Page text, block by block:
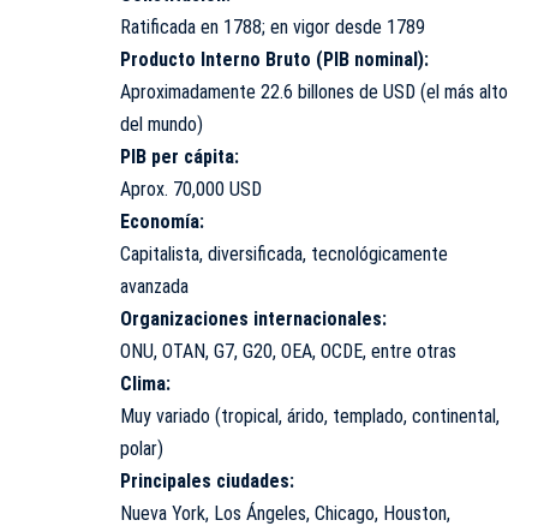
Ratificada en 1788; en vigor desde 1789
Producto Interno Bruto (PIB nominal):
Aproximadamente 22.6 billones de USD (el más alto
del mundo)
PIB per cápita:
Aprox. 70,000 USD
Economía:
Capitalista, diversificada, tecnológicamente
avanzada
Organizaciones internacionales:
ONU, OTAN, G7, G20, OEA, OCDE, entre otras
Clima:
Muy variado (tropical, árido, templado, continental,
polar)
Principales ciudades:
Nueva York, Los Ángeles, Chicago, Houston,